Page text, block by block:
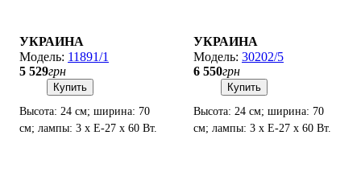
УКРАИНА
11891/1
5 529грн
Купить
Высота: 24 см; ширина: 70
см; лампы: 3 х Е-27 х 60 Вт.
УКРАИНА
30202/5
6 550грн
Купить
Высота: 24 см; ширина: 70
см; лампы: 3 х Е-27 х 60 Вт.